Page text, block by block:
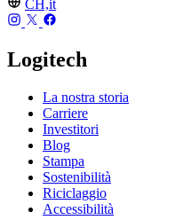
CH,it
Logitech
La nostra storia
Carriere
Investitori
Blog
Stampa
Sostenibilità
Riciclaggio
Accessibilità